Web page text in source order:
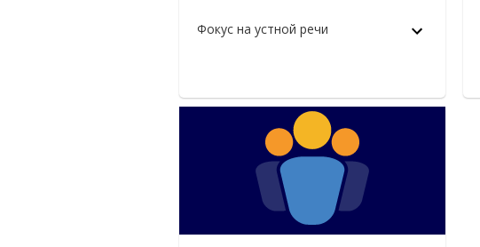
Фокус на устной речи